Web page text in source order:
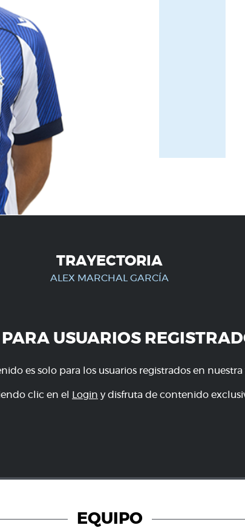
TRAYECTORIA
ALEX MARCHAL GARCÍA
PARA USUARIOS
es solo para los usuarios registrados en nuestra
clic en el Login y disfruta de contenido
EQUIPO